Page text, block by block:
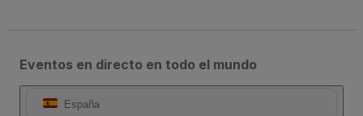
Eventos en directo en todo el mundo
España